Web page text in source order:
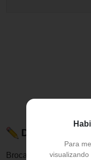
Para
Descrição do
Broca Diamantada FG